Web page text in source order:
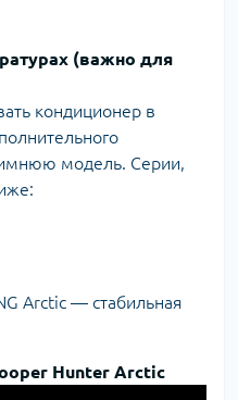
(важно для
кондиционер в
модель. Серии,
Arctic — стабильная
Hunter Arctic